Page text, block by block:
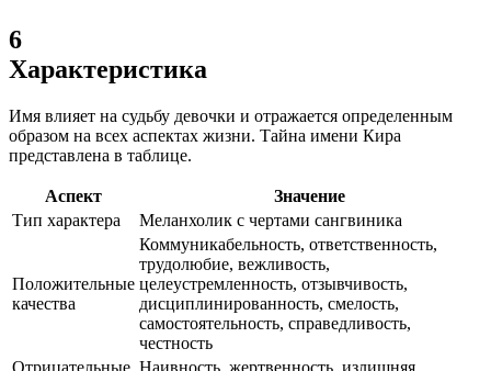
6
Характеристика
Имя влияет на судьбу девочки и отражается определенным
образом на всех аспектах жизни. Тайна имени Кира
представлена в таблице.
Аспект
Значение
Тип характера
Меланхолик с чертами сангвиника
Положительные
качества
Коммуникабельность, ответственность,
трудолюбие, вежливость,
целеустремленность, отзывчивость,
дисциплинированность, смелость,
самостоятельность, справедливость,
честность
Отрицательные Наивность, жертвенность, излишняя